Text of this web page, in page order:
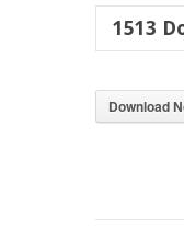
1513
Download